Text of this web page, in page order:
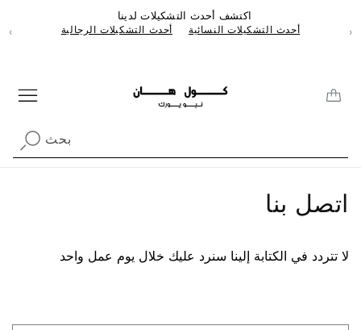
content
اكتشف أحدث التشكيلات لدينا
أحدث التشكيلات الرجالية أحدث التشكيلات النسائية ‹ ›
بحث
اتصل بنا
لا تتردد في الكتابة إلينا سنرد عليك خلال يوم عمل واحد